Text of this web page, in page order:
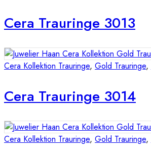
Cera Trauringe 3013
Cera Kollektion Trauringe, Gold Trauringe,
Cera Trauringe 3014
Cera Kollektion Trauringe, Gold Trauringe,